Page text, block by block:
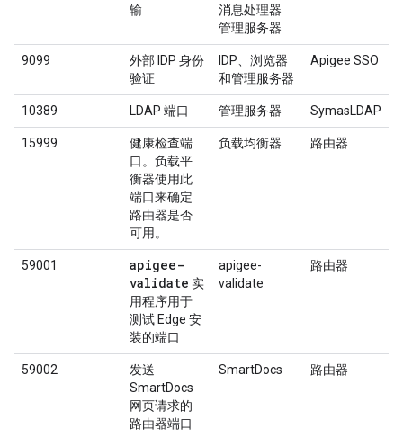
输
消息处理器
管理服务器
9099
外部 IDP 身份
验证
IDP、浏览器
和管理服务器
Apigee SSO
10389 LDAP 端口 管理服务器 SymasLDAP
15999
健康检查端
口。负载平
衡器使用此
端口来确定
路由器是否
可用。
负载均衡器 路由器
59001
apigee-
validate 实
用程序用于
测试 Edge 安
装的端口
apigee-
validate
路由器
59002
发送
SmartDocs
网页请求的
路由器端口
SmartDocs 路由器